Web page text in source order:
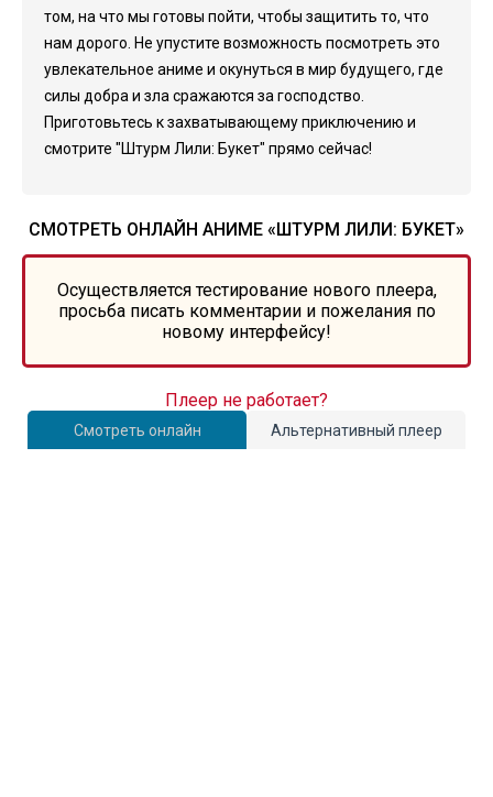
том, на что мы готовы пойти, чтобы защитить то, что
нам дорого. Не упустите возможность посмотреть это
увлекательное аниме и окунуться в мир будущего, где
силы добра и зла сражаются за господство.
Приготовьтесь к захватывающему приключению и
смотрите "Штурм Лили: Букет" прямо сейчас!
СМОТРЕТЬ ОНЛАЙН АНИМЕ «ШТУРМ ЛИЛИ: БУКЕТ»
Осуществляется тестирование нового плеера,
просьба писать комментарии и пожелания по
новому интерфейсу!
Смотреть онлайн Альтернативный плеер
Плеер не работает?